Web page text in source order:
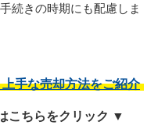
続きの時期にも配慮しま
手な売却方法をご紹介
こちらをクリック ▼